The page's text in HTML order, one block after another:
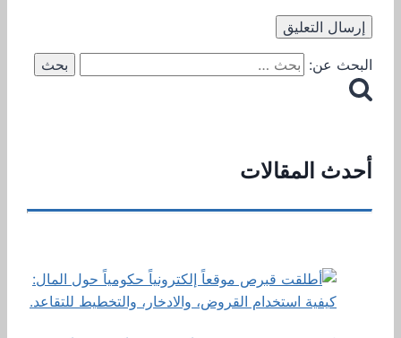
البحث عن:
أحدث المقالات